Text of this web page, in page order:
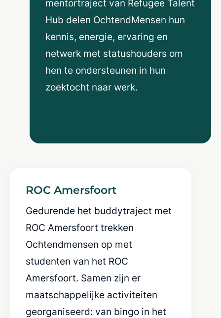
mentortraject van Refugee Talent
Hub delen OchtendMensen hun
kennis, energie, ervaring en
netwerk met statushouders om
hen te ondersteunen in hun
zoektocht naar werk.
ROC Amersfoort
Gedurende het buddytraject met
ROC Amersfoort trekken
Ochtendmensen op met
studenten van het ROC
Amersfoort. Samen zijn er
maatschappelijke activiteiten
georganiseerd: van bingo in het